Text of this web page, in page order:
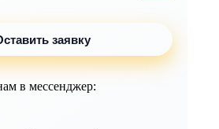
заявку
в мессенджер: